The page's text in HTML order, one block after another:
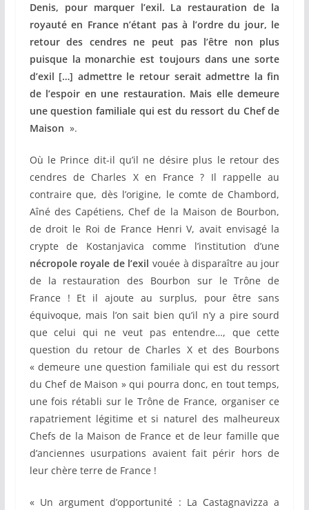
Denis, pour marquer l’exil. La restauration de la
royauté en France n’étant pas à l’ordre du jour, le
retour des cendres ne peut pas l’être non plus
puisque la monarchie est toujours dans une sorte
d’exil […] admettre le retour serait admettre la fin
de l’espoir en une restauration. Mais elle demeure
une question familiale qui est du ressort du Chef de
Maison ».
Où le Prince dit-il qu’il ne désire plus le retour des
cendres de Charles X en France ? Il rappelle au
contraire que, dès l’origine, le comte de Chambord,
Aîné des Capétiens, Chef de la Maison de Bourbon,
de droit le Roi de France Henri V, avait envisagé la
crypte de Kostanjavica comme l’institution d’une
nécropole royale de l’exil vouée à disparaître au jour
de la restauration des Bourbon sur le Trône de
France ! Et il ajoute au surplus, pour être sans
équivoque, mais l’on sait bien qu’il n’y a pire sourd
que celui qui ne veut pas entendre…, que cette
question du retour de Charles X et des Bourbons
« demeure une question familiale qui est du ressort
du Chef de Maison » qui pourra donc, en tout temps,
une fois rétabli sur le Trône de France, organiser ce
rapatriement légitime et si naturel des malheureux
Chefs de la Maison de France et de leur famille que
d’anciennes usurpations avaient fait périr hors de
leur chère terre de France !
« Un argument d’opportunité : La Castagnavizza a